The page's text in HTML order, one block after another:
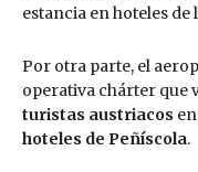
estancia en hoteles de
Por otra parte, el
operativa chárter que
turistas austriacos
hoteles de Peñíscola.